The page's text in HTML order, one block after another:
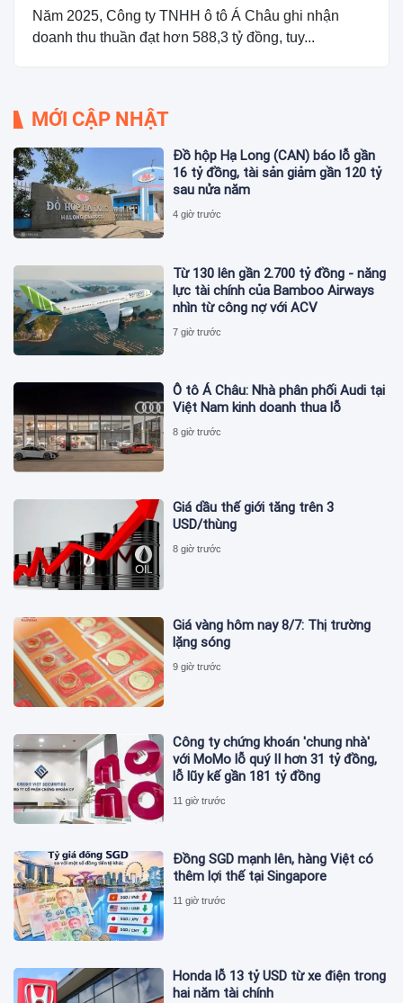
Năm 2025, Công ty TNHH ô tô Á Châu ghi nhận
doanh thu thuần đạt hơn 588,3 tỷ đồng, tuy...
MỚI CẬP NHẬT
Đồ hộp Hạ Long (CAN) báo lỗ gần
16 tỷ đồng, tài sản giảm gần 120 tỷ
sau nửa năm
4 giờ trước
Từ 130 lên gần 2.700 tỷ đồng - năng
lực tài chính của Bamboo Airways
nhìn từ công nợ với ACV
7 giờ trước
Ô tô Á Châu: Nhà phân phối Audi tại
Việt Nam kinh doanh thua lỗ
8 giờ trước
Giá dầu thế giới tăng trên 3
USD/thùng
8 giờ trước
Giá vàng hôm nay 8/7: Thị trường
lặng sóng
9 giờ trước
Công ty chứng khoán 'chung nhà'
với MoMo lỗ quý II hơn 31 tỷ đồng,
lỗ lũy kế gần 181 tỷ đồng
11 giờ trước
Đồng SGD mạnh lên, hàng Việt có
thêm lợi thế tại Singapore
11 giờ trước
Honda lỗ 13 tỷ USD từ xe điện trong
hai năm tài chính